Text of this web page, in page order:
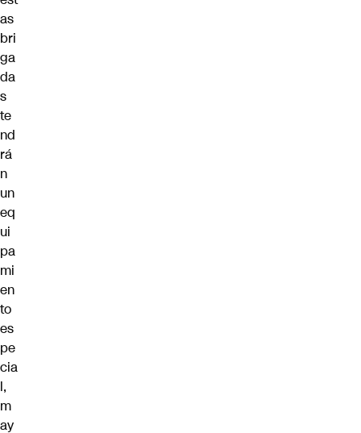
as
bri
ga
da
s
te
nd
rá
n
un
eq
ui
pa
mi
en
to
es
pe
cia
l,
m
ay